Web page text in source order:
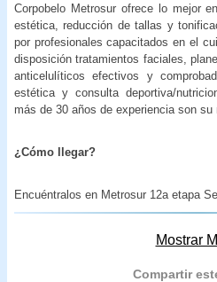
Corpobelo Metrosur ofrece lo mejor
estética, reducción de tallas y
por profesionales capacitados en el
disposición tratamientos faciales,
anticelulíticos efectivos y
estética y consulta deportiva/
más de 30 años de experiencia son su
¿Cómo llegar?
Encuéntralos en Metrosur 12a etapa
Mostrar
Compartir